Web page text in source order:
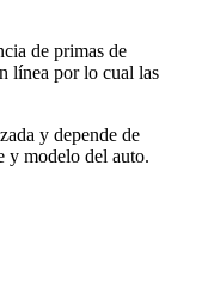
de primas de
línea por lo cual las
y depende de
y modelo del auto.